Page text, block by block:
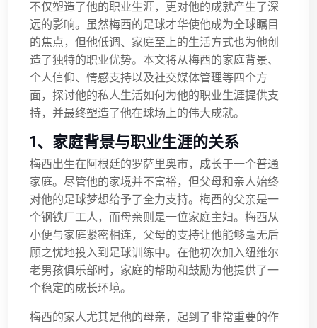
不仅塑造了他的职业生涯，更对他的成就产生了深
远的影响。虽然梅西的足球才华使他成为全球瞩目
的焦点，但他低调、家庭至上的生活方式也为他创
造了独特的职业优势。本文将从梅西的家庭背景、
个人信仰、情感支持以及社交媒体管理等四个方
面，探讨他的私人生活如何为他的职业生涯提供支
持，并最终塑造了他在球场上的伟大成就。
1、家庭背景与职业生涯的关系
梅西出生在阿根廷的罗萨里奥市，成长于一个普通
家庭。尽管他的家境并不富裕，但父母和亲人始终
对他的足球梦想给予了全力支持。梅西的父亲是一
个钢铁厂工人，而母亲则是一位家庭主妇。梅西从
小便与家庭紧密相连，父母的支持让他能够毫无后
顾之忧地投入到足球训练中。在他初次加入纽维尔
老男孩俱乐部时，家庭的帮助和鼓励为他提供了一
个稳定的成长环境。
梅西的家人尤其是他的母亲，起到了非常重要的作